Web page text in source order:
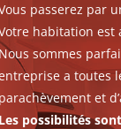
passerez par
habitation est
Nous sommes
a toutes
parachèvement et
Les possibilités